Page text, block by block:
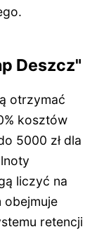
Deszcz"
otrzymać
kosztów
5000 zł dla
liczyć na
obejmuje
retencji